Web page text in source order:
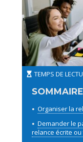
TEMPS DE
Organiser la
Demander le
relance écrite